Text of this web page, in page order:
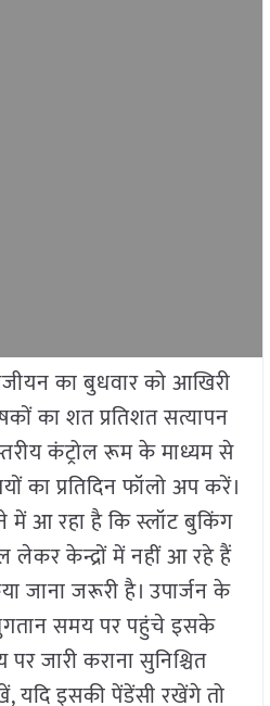
का बुधवार को आखिरी
का शत प्रतिशत सत्यापन
कंट्रोल रूम के माध्यम से
का प्रतिदिन फॉलो अप करें।
में आ रहा है कि स्लॉट बुकिंग
केन्द्रों में नहीं आ रहे हैं
जाना जरूरी है। उपार्जन के
समय पर पहुंचे इसके
जारी कराना सुनिश्चित
यदि इसकी पेंडेंसी रखेंगे तो